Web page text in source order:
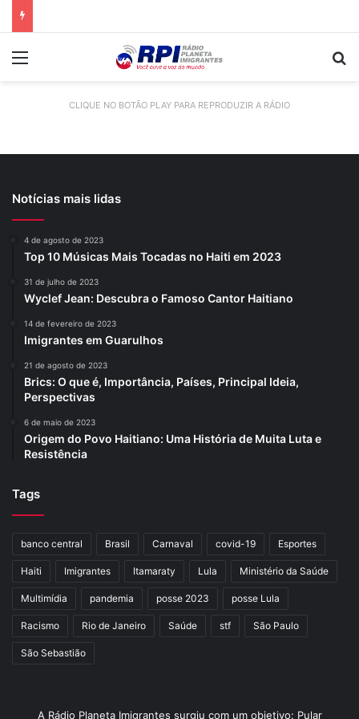
CLIQUE NO BOTÃO PLAY PARA REPRODUZIR A RÁDIO
Notícias mais lidas
4 de agosto de 2023
Top 10 Músicas Mais Tocadas no Haiti em 2023
31 de julho de 2023
Wyclef Jean: Descubra o Famoso Cantor Haitiano
14 de fevereiro de 2023
Imigrantes em Guarulhos
21 de agosto de 2023
Brics: O que é, Importância, Países, Principal Ideia,
Perspectivas
6 de maio de 2023
Origem do Povo Haitiano: Uma História de Muita Luta e
Resistência
Tags
banco central Brasil Carnaval covid-19 Esportes
Haiti Imigrantes Itamaraty Lula Ministério da Saúde
Multimídia pandemia posse 2023 posse Lula
Racismo Rio de Janeiro Saúde stf São Paulo
São Sebastião
A Rádio Planeta Imigrantes surgiu com um objetivo: Pular